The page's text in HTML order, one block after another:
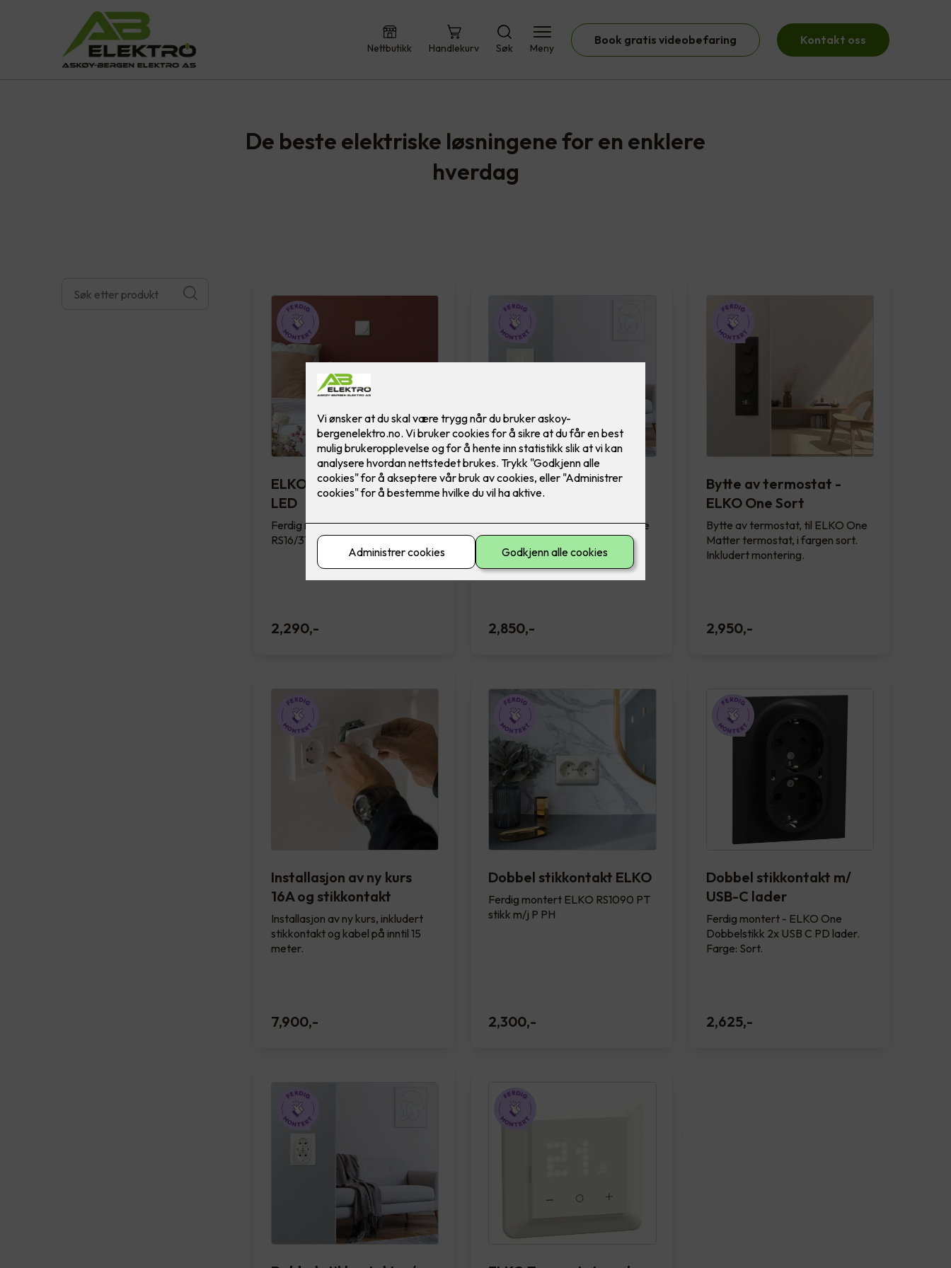
Nettbutikk Handlekurv Søk Meny
Book gratis videobefaring Kontakt oss
De beste elektriske løsningene for en enklere
hverdag
ELKO Dimmer - RS16/315
LED
Ferdig montert utskift dimmer
RS16/315 GLE PH (Polarhvit)
2,290,-
Bytte av termostat -
ELKO One Hvit
Bytte av termostat, til ELKO One
Matter termostat, i fargen hvit.
Inkludert montering.
2,850,-
Bytte av termostat -
ELKO One Sort
Bytte av termostat, til ELKO One
Matter termostat, i fargen sort.
Inkludert montering.
2,950,-
Installasjon av ny kurs
16A og stikkontakt
Installasjon av ny kurs, inkludert
stikkontakt og kabel på inntil 15
meter.
7,900,-
Dobbel stikkontakt ELKO
Ferdig montert ELKO RS1090 PT
stikk m/j P PH
2,300,-
Dobbel stikkontakt m/
USB-C lader
Ferdig montert - ELKO One
Dobbelstikk 2x USB C PD lader.
Farge: Sort.
2,625,-